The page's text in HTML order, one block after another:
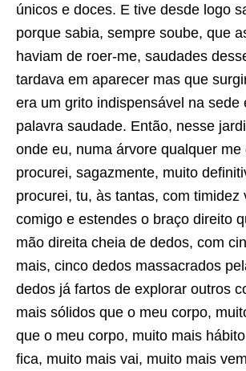
únicos e doces. E tive desde logo
porque sabia, sempre soube, que
haviam de roer-me, saudades
tardava em aparecer mas que
era um grito indispensável na sede
palavra saudade. Então, nesse
onde eu, numa árvore qualquer me
procurei, sagazmente, muito
procurei, tu, às tantas, com timidez
comigo e estendes o braço direito
mão direita cheia de dedos, com
mais, cinco dedos massacrados
dedos já fartos de explorar outros
mais sólidos que o meu corpo,
que o meu corpo, muito mais
fica, muito mais vai, muito mais